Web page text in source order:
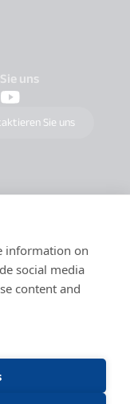
information on
social media
content and
uns
Sie uns